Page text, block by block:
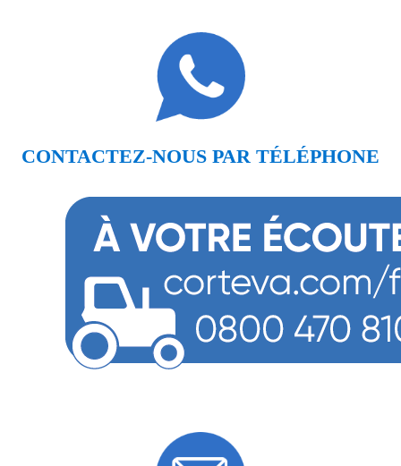
CONTACTEZ-NOUS PAR TÉLÉPHONE